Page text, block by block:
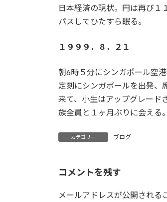
日本経済の現状。円は再び１
パスしてひたすら眠る。
１９９９．８．２１
朝6時５分にシンガポール空
定刻にシンガポールを出発、
来て、小生はアップグレード
族全員と１ヶ月ぶりに会える
カテゴリー ブログ
コメントを残す
メールアドレスが公開される